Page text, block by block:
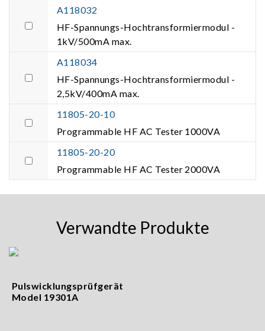
A118032
HF-Spannungs-Hochtransformiermodul -
1kV/500mA max.
A118034
HF-Spannungs-Hochtransformiermodul -
2,5kV/400mA max.
11805-20-10
Programmable HF AC Tester 1000VA
11805-20-20
Programmable HF AC Tester 2000VA
Verwandte Produkte
Pulswicklungsprüfgerät
Model 19301A